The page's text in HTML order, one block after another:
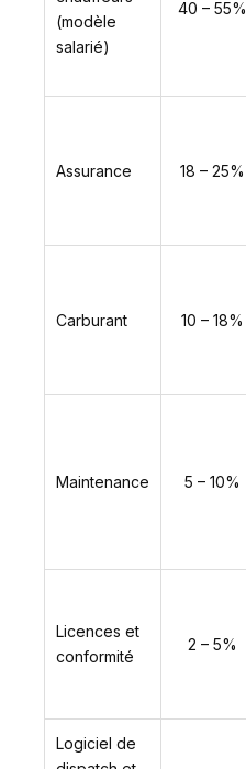
(modèle
salarié)
40 – 55%
Assurance 18 – 25%
Carburant 10 – 18%
Maintenance 5 – 10%
Licences et
conformité
2 – 5%
Logiciel de